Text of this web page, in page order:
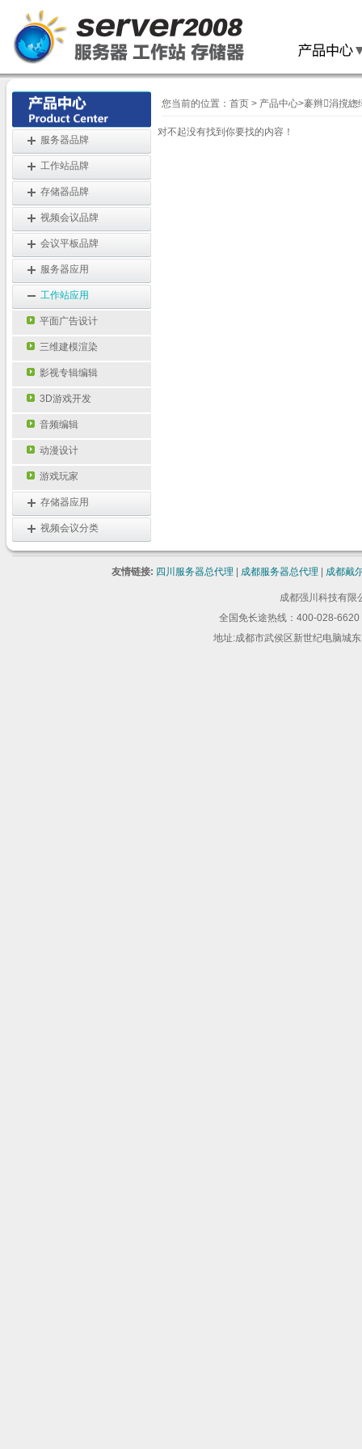
服务器品牌
工作站品牌
存储器品牌
视频会议品牌
会议平板品牌
服务器应用
工作站应用
平面广告设计
三维建模渲染
影视专辑编辑
3D游戏开发
音频编辑
动漫设计
游戏玩家
存储器应用
视频会议分类
您当前的位置： 首页 > 产品中心>褰辫涓撹緫
对不起没有找到你要找的内容！
友情链接: 四川服务器总代理 成都服务器总代理 成都戴
成都强川科技有限
全国免长途热线：400-028-
地址:成都市武侯区新世纪电脑